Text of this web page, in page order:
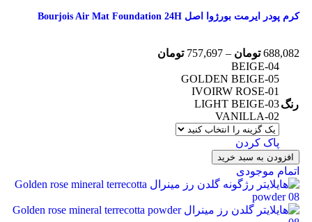
کرم پودر ایرمت بورژوا اصل Bourjois Air Mat Foundation 24H
688,082 تومان –
757,697 تومان
رنگ
BEIGE-04
GOLDEN BEIGE-05
IVOIRW ROSE-01
LIGHT BEIGE-03
VANILLA-02
پاک کردن
افزودن به سبد خرید
اتمام موجودی